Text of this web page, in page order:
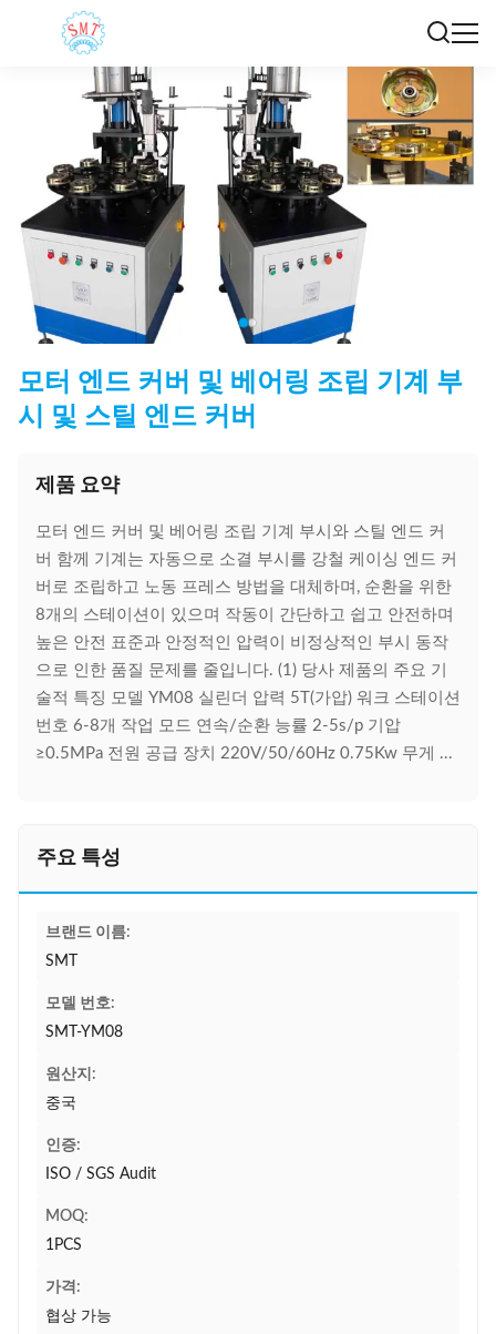
모터 엔드 커버 및 베어링 조립 기계 부
시 및 스틸 엔드 커버
제품 요약
모터 엔드 커버 및 베어링 조립 기계 부시와 스틸 엔드 커
버 함께 기계는 자동으로 소결 부시를 강철 케이싱 엔드 커
버로 조립하고 노동 프레스 방법을 대체하며, 순환을 위한
8개의 스테이션이 있으며 작동이 간단하고 쉽고 안전하며
높은 안전 표준과 안정적인 압력이 비정상적인 부시 동작
으로 인한 품질 문제를 줄입니다. (1) 당사 제품의 주요 기
술적 특징 모델 YM08 실린더 압력 5T(가압) 워크 스테이션
번호 6-8개 작업 모드 연속/순환 능률 2-5s/p 기압
≥0.5MPa 전원 공급 장치 220V/50/60Hz 0.75Kw 무게 ...
주요 특성
브랜드 이름:
SMT
모델 번호:
SMT-YM08
원산지:
중국
인증:
ISO / SGS Audit
MOQ:
1PCS
가격:
협상 가능